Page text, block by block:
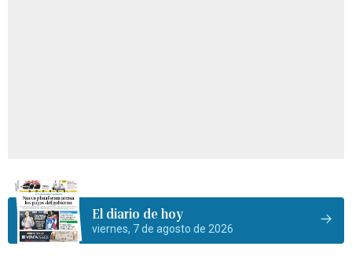
El diario de hoy
viernes, 7 de agosto de 2026